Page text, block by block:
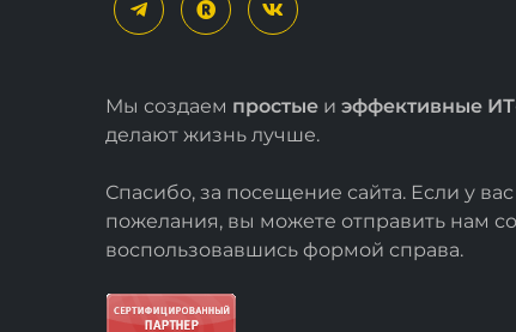
Мы создаем простые и эффективные
делают жизнь лучше.
Спасибо, за посещение сайта. Если у
пожелания, вы можете отправить нам
воспользовавшись формой справа.